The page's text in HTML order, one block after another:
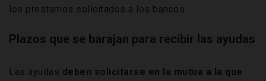
los prestamos solicitados a los bancos.
Plazos que se barajan para recibir las ayudas
Las ayudas deben solicitarse en la mutua a la que